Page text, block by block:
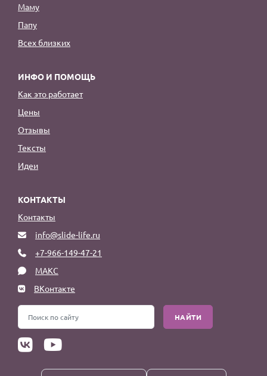
Маму
Папу
Всех близких
ИНФО И ПОМОЩЬ
Как это работает
Цены
Отзывы
Тексты
Идеи
КОНТАКТЫ
Контакты
info@slide-life.ru
+7-966-149-47-21
МАКС
ВКонтакте
НАЙТИ